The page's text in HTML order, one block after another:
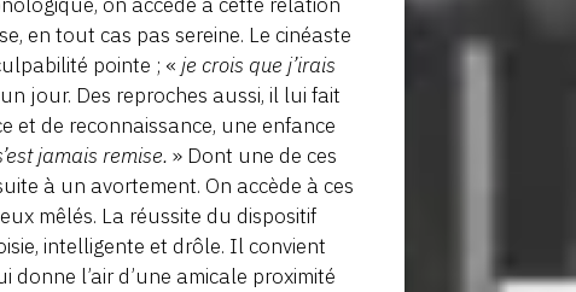
en tout cas pas sereine. Le cinéaste
pointe ; «je crois que j’irais
jour. Des reproches aussi, il lui fait
et de reconnaissance, une enfance
jamais remise. » Dont une de ces
à un avortement. On accède à ces
mêlés. La réussite du dispositif
intelligente et drôle. Il convient
l’air d’une amicale proximité